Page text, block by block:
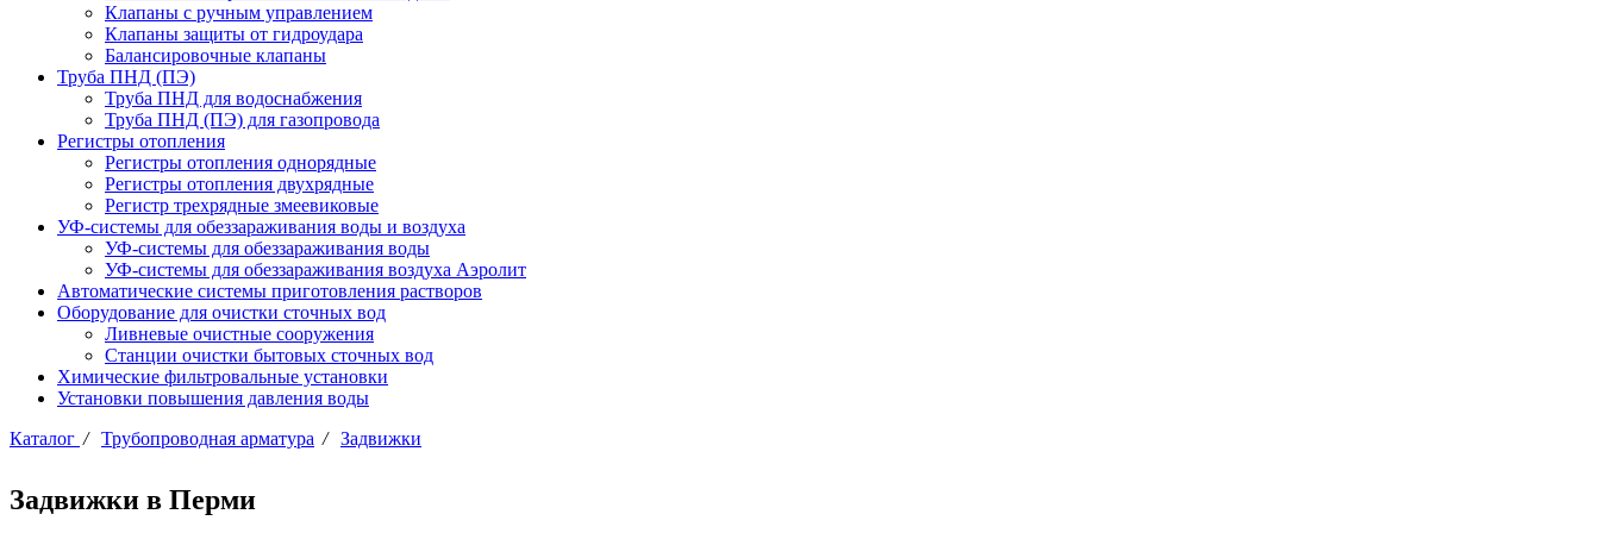
Клапаны с ручным управлением
Клапаны защиты от гидроудара
Балансировочные клапаны
Труба ПНД (ПЭ)
Труба ПНД для водоснабжения
Труба ПНД (ПЭ) для газопровода
Регистры отопления
Регистры отопления однорядные
Регистры отопления двухрядные
Регистр трехрядные змеевиковые
УФ-системы для обеззараживания воды и воздуха
УФ-системы для обеззараживания воды
УФ-системы для обеззараживания воздуха Аэролит
Автоматические системы приготовления растворов
Оборудование для очистки сточных вод
Ливневые очистные сооружения
Станции очистки бытовых сточных вод
Химические фильтровальные установки
Установки повышения давления воды
Каталог / Трубопроводная арматура / Задвижки
Задвижки в Перми